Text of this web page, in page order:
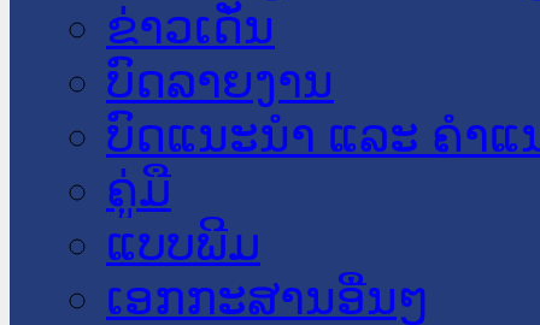
ຂ່າວເດັ່ນ
ບົດລາຍງານ
ບົດແນະນໍາ ແລະ ຄໍາແ
ຄູ່ມື
ແບບພີມ
ເອກກະສານອື່ນໆ